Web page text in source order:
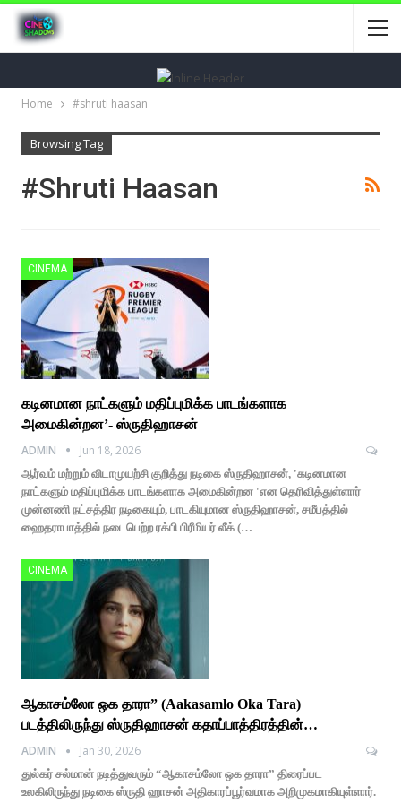
Home #shruti haasan
Browsing Tag
#shruti Haasan
CINEMA
கடினமான நாட்களும் மதிப்புமிக்க பாடங்களாக
அமைகின்றன’- ஸ்ருதிஹாசன்
ADMIN
Jun 18, 2026
ஆர்வம் மற்றும் விடாமுயற்சி குறித்து நடிகை ஸ்ருதிஹாசன், 'கடினமான
நாட்களும் மதிப்புமிக்க பாடங்களாக அமைகின்றன 'என தெரிவித்துள்ளார்
முன்னணி நட்சத்திர நடிகையும், பாடகியுமான ஸ்ருதிஹாசன், சமீபத்தில்
ஹைதராபாத்தில் நடைபெற்ற ரக்பி பிரீமியர் லீக் (…
CINEMA
ஆகாசம்லோ ஒக தாரா” (Aakasamlo Oka Tara)
படத்திலிருந்து ஸ்ருதிஹாசன் கதாப்பாத்திரத்தின்…
ADMIN
Jan 30, 2026
துல்கர் சல்மான் நடித்துவரும் “ஆகாசம்லோ ஒக தாரா” திரைப்பட
உலகிலிருந்து நடிகை ஸ்ருதி ஹாசன் அதிகாரப்பூர்வமாக அறிமுகமாகியுள்ளார்.